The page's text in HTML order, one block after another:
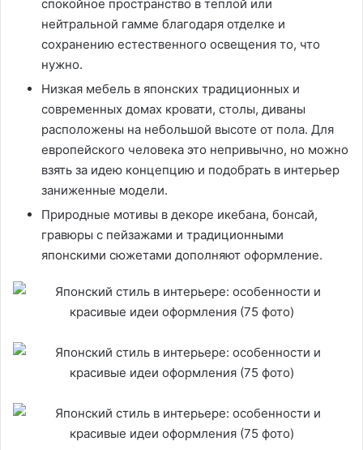
спокойное пространство в теплой или
нейтральной гамме благодаря отделке и
сохранению естественного освещения то, что
нужно.
Низкая мебель в японских традиционных и
современных домах кровати, столы, диваны
расположены на небольшой высоте от пола. Для
европейского человека это непривычно, но можно
взять за идею концепцию и подобрать в интерьер
заниженные модели.
Природные мотивы в декоре икебана, бонсай,
гравюры с пейзажами и традиционными
японскими сюжетами дополняют оформление.